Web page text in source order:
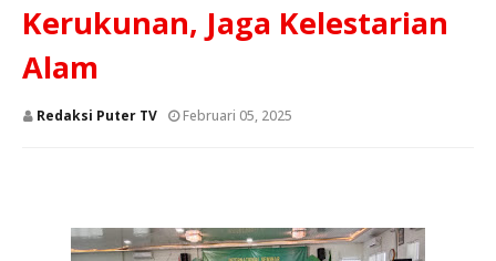
Kerukunan, Jaga Kelestarian
Alam
Redaksi Puter TV Februari 05, 2025